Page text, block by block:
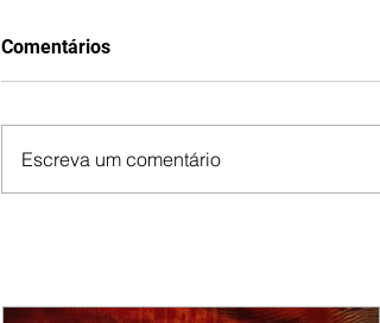
Comentários
Escreva um comentário